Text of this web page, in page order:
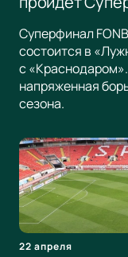
Суперфинал
состоится в
с
напряженная
сезона.
22 апреля